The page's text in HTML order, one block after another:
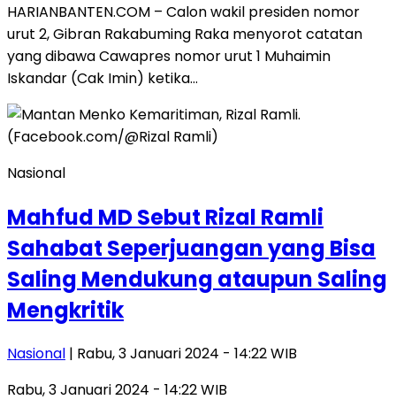
HARIANBANTEN.COM – Calon wakil presiden nomor
urut 2, Gibran Rakabuming Raka menyorot catatan
yang dibawa Cawapres nomor urut 1 Muhaimin
Iskandar (Cak Imin) ketika…
Nasional
Mahfud MD Sebut Rizal Ramli
Sahabat Seperjuangan yang Bisa
Saling Mendukung ataupun Saling
Mengkritik
Nasional | Rabu, 3 Januari 2024 - 14:22 WIB
Rabu, 3 Januari 2024 - 14:22 WIB